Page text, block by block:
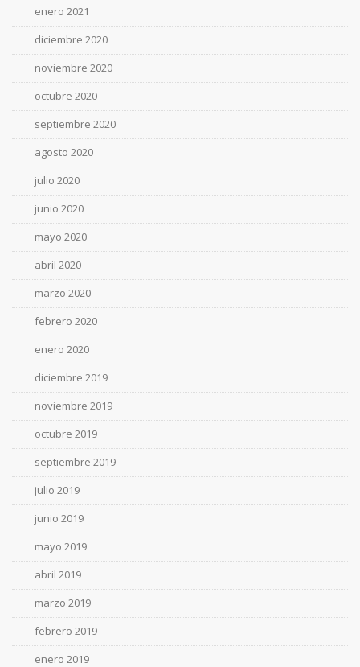
enero 2021
diciembre 2020
noviembre 2020
octubre 2020
septiembre 2020
agosto 2020
julio 2020
junio 2020
mayo 2020
abril 2020
marzo 2020
febrero 2020
enero 2020
diciembre 2019
noviembre 2019
octubre 2019
septiembre 2019
julio 2019
junio 2019
mayo 2019
abril 2019
marzo 2019
febrero 2019
enero 2019